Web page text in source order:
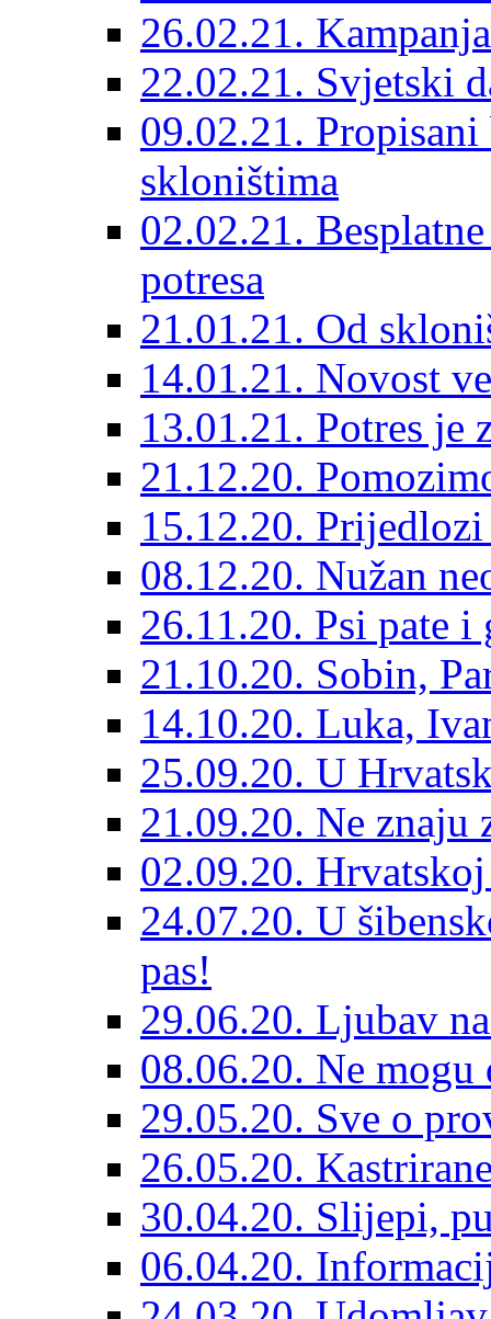
26.02.21.
22.02.21. Svjetski
09.02.21.
skloništima
02.02.21.
potresa
21.01.21. Od
14.01.21. Novost
13.01.21. Potres je
21.12.20.
15.12.20.
08.12.20. Nužan
26.11.20. Psi pate
21.10.20. Sobin,
14.10.20. Luka,
25.09.20. U
21.09.20. Ne znaju
02.09.20.
24.07.20. U
pas!
29.06.20. Ljubav
08.06.20. Ne
29.05.20. Sve o
26.05.20.
30.04.20. Slijepi,
06.04.20.